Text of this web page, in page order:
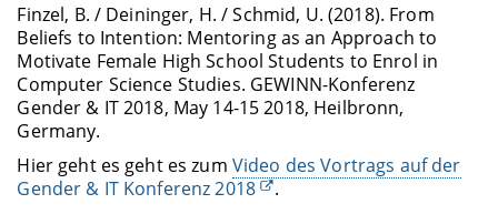
Finzel, B. / Deininger, H. / Schmid, U. (2018). From
Beliefs to Intention: Mentoring as an Approach to
Motivate Female High School Students to Enrol in
Computer Science Studies. GEWINN-Konferenz
Gender & IT 2018, May 14-15 2018, Heilbronn,
Germany.
Hier geht es geht es zum Video des Vortrags auf der
Gender & IT Konferenz 2018
.